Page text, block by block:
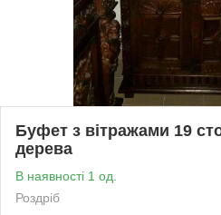
Буфет з вітражами 19
дерева
В наявності 1 од.
Роздріб